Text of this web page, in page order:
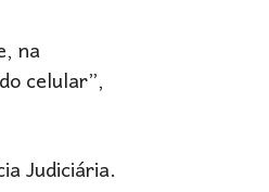
na
celular”,
Judiciária.